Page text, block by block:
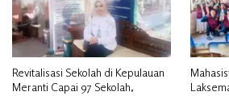
Revitalisasi Sekolah di Kepulauan
Meranti Capai 97 Sekolah,